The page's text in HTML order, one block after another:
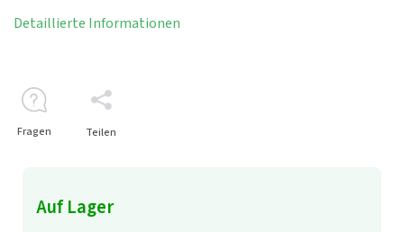
Auf Lager
Detaillierte Informationen
Fragen Teilen